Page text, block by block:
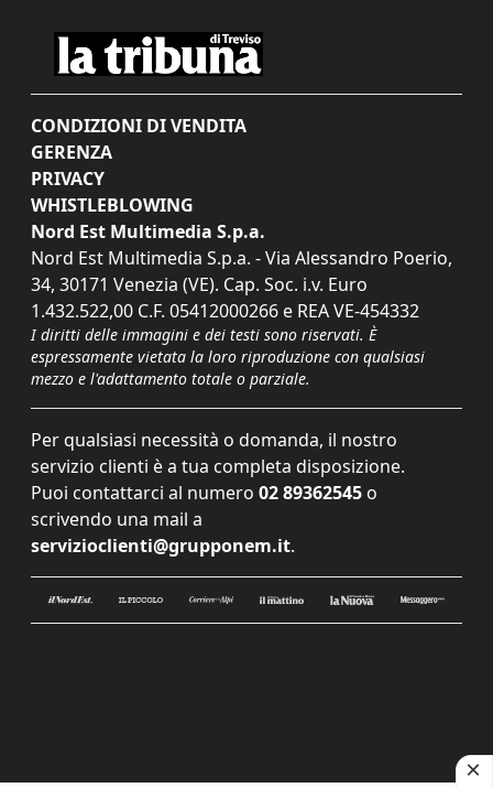
CONDIZIONI DI VENDITA
GERENZA
PRIVACY
WHISTLEBLOWING
Nord Est Multimedia S.p.a.
Nord Est Multimedia S.p.a. - Via Alessandro Poerio,
34, 30171 Venezia (VE). Cap. Soc. i.v. Euro
1.432.522,00 C.F. 05412000266 e REA VE-454332
I diritti delle immagini e dei testi sono riservati. È
espressamente vietata la loro riproduzione con qualsiasi
mezzo e l'adattamento totale o parziale.
Per qualsiasi necessità o domanda, il nostro
servizio clienti è a tua completa disposizione.
Puoi contattarci al numero 02 89362545 o
scrivendo una mail a
servizioclienti@grupponem.it.